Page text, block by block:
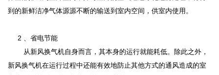
到的新鲜洁净气体源源不断的输送到室内空间，供室内使用。
2 、省电节能
从新风换气机自身而言，其本身的运行就能耗低。除此之外，
新风换气机在运行过程中还能有效地防止其他方式的通风造成的室